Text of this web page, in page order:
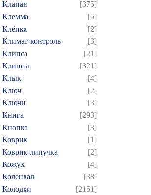
Клапан
[375]
Клемма
[5]
Клёпка
[2]
Климат-контроль
[3]
Клипса
[21]
Клипсы
[321]
Клык
[4]
Ключ
[2]
Ключи
[3]
Книга
[293]
Кнопка
[3]
Коврик
[1]
Коврик-липучка
[2]
Кожух
[4]
Коленвал
[38]
Колодки
[2151]